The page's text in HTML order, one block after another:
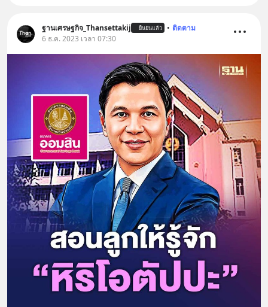
ฐานเศรษฐกิจ_Thansettakij ยืนยันแล้ว • ติดตาม
6 ธ.ค. 2023 เวลา 07:30